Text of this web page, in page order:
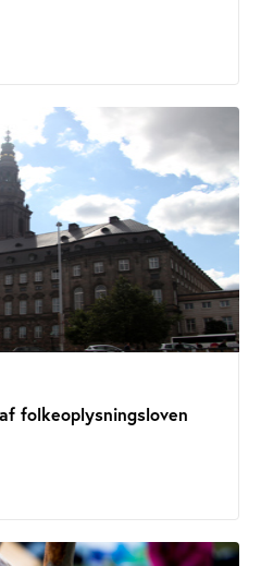
folkeoplysningsloven